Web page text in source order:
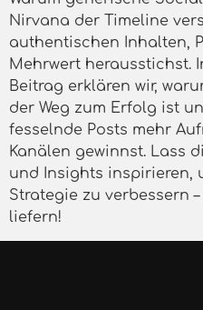
Nirvana der Timeline
authentischen Inhalten,
Mehrwert herausstichst.
Beitrag erklären wir,
der Weg zum Erfolg ist
fesselnde Posts mehr
Kanälen gewinnst. Lass
und Insights inspirieren,
Strategie zu verbessern
liefern!